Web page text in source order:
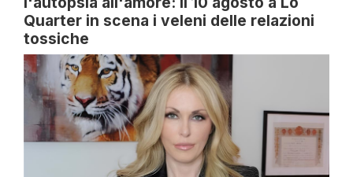
Quarter in scena i veleni delle relazioni
tossiche